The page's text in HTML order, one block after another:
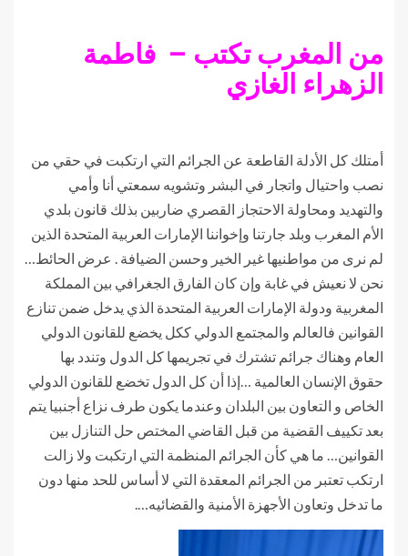
من المغرب تكتب – فاطمة
الزهراء الغازي
أمتلك كل الأدلة القاطعة عن الجرائم التي ارتكبت في حقي من
نصب واحتيال واتجار في البشر وتشويه سمعتي أنا وأمي
والتهديد ومحاولة الاحتجاز القصري ضاربين بذلك قانون بلدي
الأم المغرب وبلد جارتنا وإخواننا الإمارات العربية المتحدة الذين
لم نرى من مواطنيها غير الخير وحسن الضيافة . عرض الحائط…
نحن لا نعيش في غابة وإن كان الفارق الجغرافي بين المملكة
المغربية ودولة الإمارات العربية المتحدة الذي يدخل ضمن تنازع
القوانين فالعالم والمجتمع الدولي ككل يخضع للقانون الدولي
العام وهناك جرائم تشترك في تجريمها كل الدول وتندد بها
حقوق الإنسان العالمية …إذا أن كل الدول تخضع للقانون الدولي
الخاص و التعاون بين البلدان وعندما يكون طرف نزاع أجنبيا يتم
بعد تكييف القضية من قبل القاضي المختص حل التنازل بين
القوانين… ما هي كأن الجرائم المنظمة التي ارتكبت ولا زالت
ارتكب تعتبر من الجرائم المعقدة التي لا أساس للحد منها دون
ما تدخل وتعاون الأجهزة الأمنية والقضائيه….